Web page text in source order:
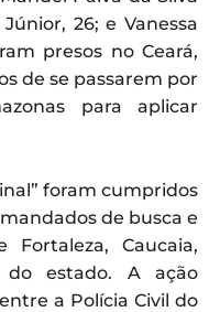
26; e Vanessa
presos no Ceará,
de se passarem por
para aplicar
foram cumpridos
de busca e
Fortaleza, Caucaia,
estado. A ação
a Polícia Civil do